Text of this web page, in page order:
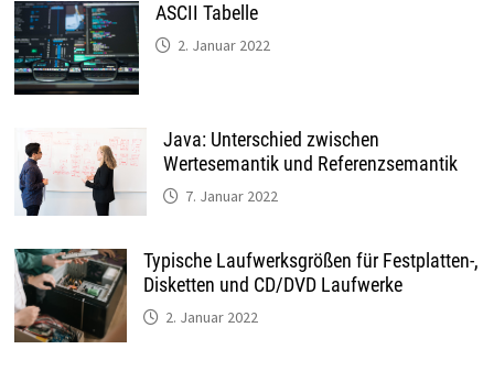
ASCII Tabelle
2. Januar 2022
Java: Unterschied zwischen
Wertesemantik und Referenzsemantik
7. Januar 2022
Typische Laufwerksgrößen für Festplatten-,
Disketten und CD/DVD Laufwerke
2. Januar 2022